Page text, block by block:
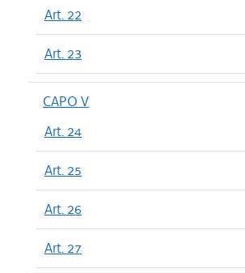
Art. 22
Art. 23
CAPO V
Art. 24
Art. 25
Art. 26
Art. 27